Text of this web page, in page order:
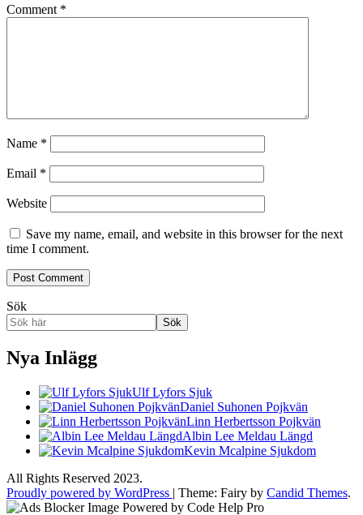
Comment *
Name *
Email *
Website
Save my name, email, and website in this browser for the next
time I comment.
Sök
Sök
Nya Inlägg
Ulf Lyfors Sjuk
Daniel Suhonen Pojkvän
Linn Herbertsson Pojkvän
Albin Lee Meldau Längd
Kevin Mcalpine Sjukdom
All Rights Reserved 2023.
Proudly powered by WordPress | Theme: Fairy by Candid Themes.